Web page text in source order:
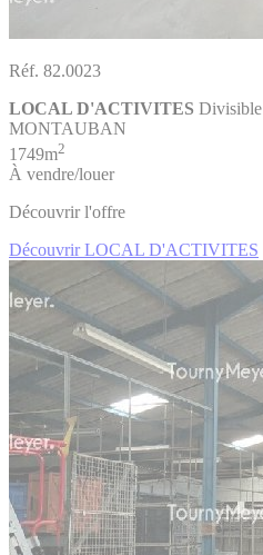
Réf. 82.0023
LOCAL D'ACTIVITES Divisible
MONTAUBAN
1749m2
À vendre/louer
Découvrir l'offre
Découvrir LOCAL D'ACTIVITES